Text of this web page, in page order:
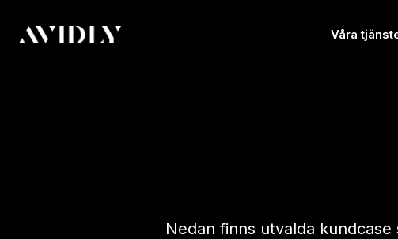
Våra
Nedan finns utvalda